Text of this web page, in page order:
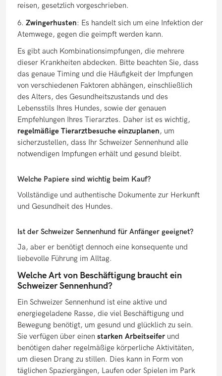
reisen, gesetzlich vorgeschrieben.
6. Zwingerhusten: Es handelt sich um eine Infektion der
Atemwege, gegen die geimpft werden kann.
Es gibt auch Kombinationsimpfungen, die mehrere
dieser Krankheiten abdecken. Bitte beachten Sie, dass
das genaue Timing und die Häufigkeit der Impfungen
von verschiedenen Faktoren abhängen, einschließlich
des Alters, des Gesundheitszustands und des
Lebensstils Ihres Hundes, sowie der genauen
Empfehlungen Ihres Tierarztes. Daher ist es wichtig,
regelmäßige Tierarztbesuche einzuplanen, um
sicherzustellen, dass Ihr Schweizer Sennenhund alle
notwendigen Impfungen erhält und gesund bleibt.
Welche Papiere sind wichtig beim Kauf?
Vollständige und authentische Dokumente zur Herkunft
und Gesundheit des Hundes.
Ist der Schweizer Sennenhund für Anfänger geeignet?
Ja, aber er benötigt dennoch eine konsequente und
liebevolle Führung im Alltag.
Welche Art von Beschäftigung braucht ein
Schweizer Sennenhund?
Ein Schweizer Sennenhund ist eine aktive und
energiegeladene Rasse, die viel Beschäftigung und
Bewegung benötigt, um gesund und glücklich zu sein.
Sie verfügen über einen starken Arbeitseiferund
benötigen daher regelmäßige körperliche Aktivitäten,
um diesen Drang zu stillen. Dies kann in Form von
täglichen Spaziergängen, Laufen oder Spielen im Park